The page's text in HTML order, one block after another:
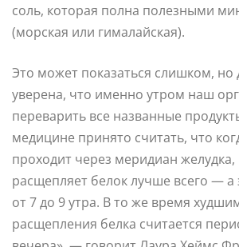
соль, которая полна полезными
(морская или гималайская).
Это может показаться слишком, но
уверена, что именно утром наш
переварить все названные
медицине принято считать, что
проходит через меридиан
расщепляет белок лучше всего —
от 7 до 9 утра. В то же время
расщепления белка считается